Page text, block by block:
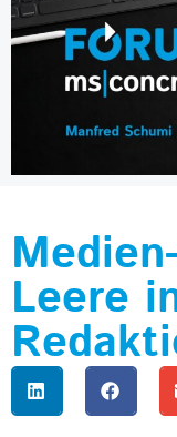
Leere